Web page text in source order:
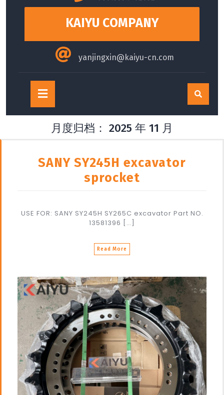
KAIYU COMPANY
yanjingxin@kaiyu-cn.com
Open
Button
月度归档： 2025 年 11 月
SANY SY245H excavator
sprocket
USE FOR: SANY SY245H SY265C excavator Part NO.
13581396 […]
Read More